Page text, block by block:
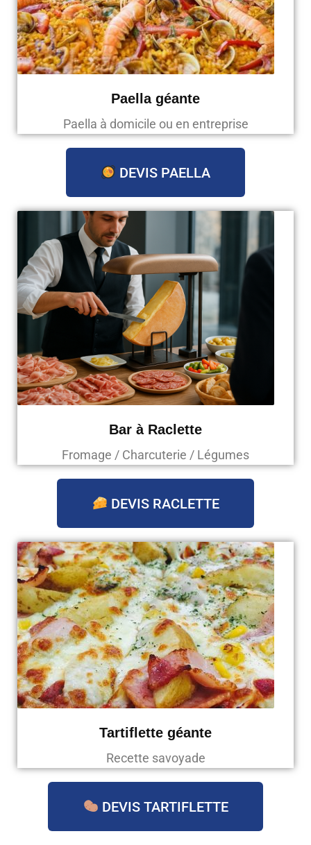
Paella géante
Paella à domicile ou en entreprise
DEVIS PAELLA
Bar à Raclette
Fromage / Charcuterie / Légumes
DEVIS RACLETTE
Tartiflette géante
Recette savoyade
DEVIS TARTIFLETTE